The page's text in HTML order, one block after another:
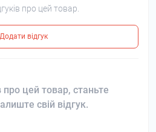
про цей товар.
відгук
про цей товар, станьте
свій відгук.